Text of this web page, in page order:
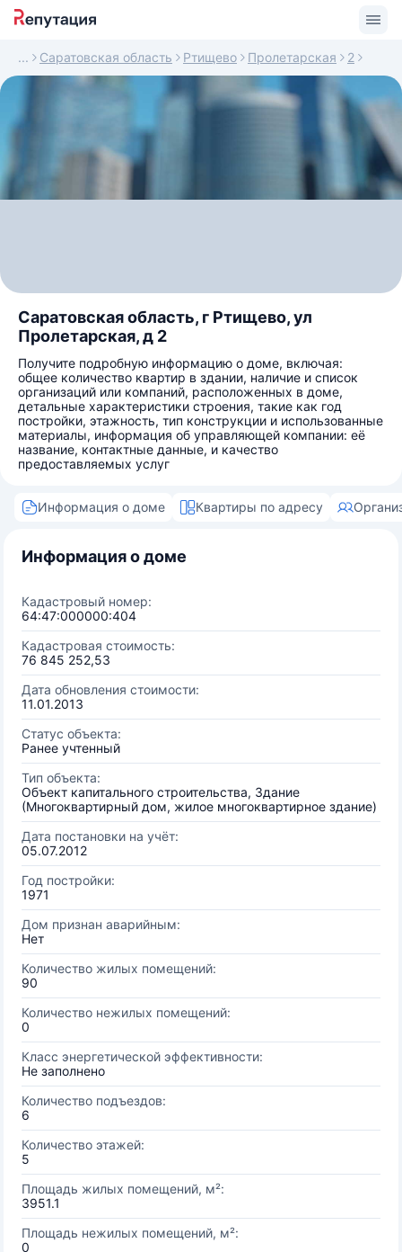
Саратовская область Ртищево Пролетарская 2
Саратовская область, г Ртищево, ул
Пролетарская, д 2
Получите подробную информацию о доме, включая:
общее количество квартир в здании, наличие и список
организаций или компаний, расположенных в доме,
детальные характеристики строения, такие как год
постройки, этажность, тип конструкции и использованные
материалы, информация об управляющей компании: её
название, контактные данные, и качество
предоставляемых услуг
Информация о доме Квартиры по адресу
Информация о доме
Кадастровый номер:
64:47:000000:404
Кадастровая стоимость:
76 845 252,53
Дата обновления стоимости:
11.01.2013
Статус объекта:
Ранее учтенный
Тип объекта:
Объект капитального строительства, Здание
(Многоквартирный дом, жилое многоквартирное здание)
Дата постановки на учёт:
05.07.2012
Год постройки:
1971
Дом признан аварийным:
Нет
Количество жилых помещений:
90
Количество нежилых помещений:
0
Класс энергетической эффективности:
Не заполнено
Количество подъездов:
6
Количество этажей:
5
Площадь жилых помещений, м²:
3951.1
Площадь нежилых помещений, м²:
0